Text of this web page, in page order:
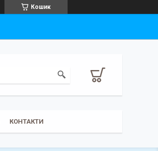
Кошик
КОНТАКТИ